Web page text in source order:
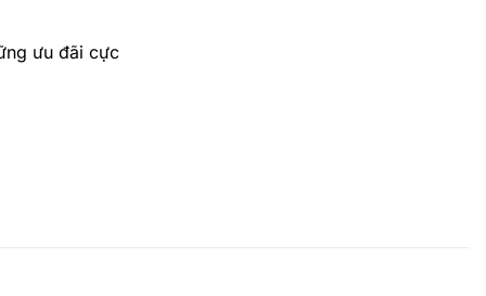
ưu đãi cực